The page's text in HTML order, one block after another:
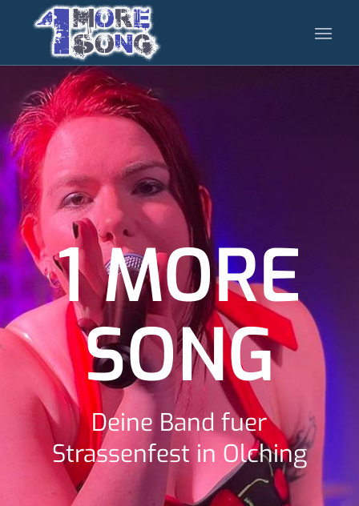
1 MORE
SONG
Deine Band fuer
Strassenfest in Olching